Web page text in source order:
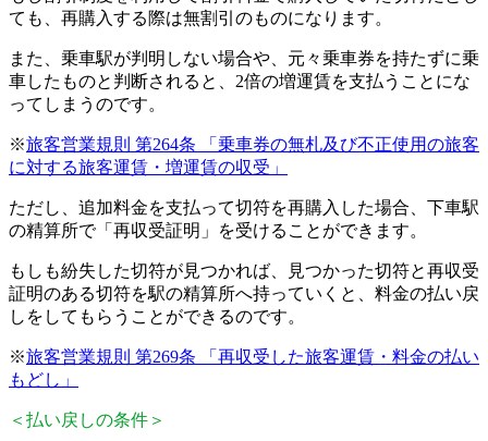
ても、再購入する際は無割引のものになります。
また、乗車駅が判明しない場合や、元々乗車券を持たずに乗
車したものと判断されると、2倍の増運賃を支払うことにな
ってしまうのです。
※旅客営業規則 第264条 「乗車券の無札及び不正使用の旅客
に対する旅客運賃・増運賃の収受」
ただし、追加料金を支払って切符を再購入した場合、下車駅
の精算所で「再収受証明」を受けることができます。
もしも紛失した切符が見つかれば、見つかった切符と再収受
証明のある切符を駅の精算所へ持っていくと、料金の払い戻
しをしてもらうことができるのです。
※旅客営業規則 第269条 「再収受した旅客運賃・料金の払い
もどし」
＜払い戻しの条件＞